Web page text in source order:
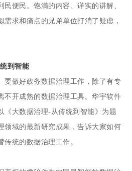
民便民。饱满的内容、详实的讲解、
需求和痛点的兄弟单位打消了疑虑，
到智能
要做好政务数据治理工作，除了有专
不开成熟的数据治理工具。华宇软件
《大数据治理-从传统到智能》为题
领域的最新研究成果，告诉大家如何
传统的数据治理工作。